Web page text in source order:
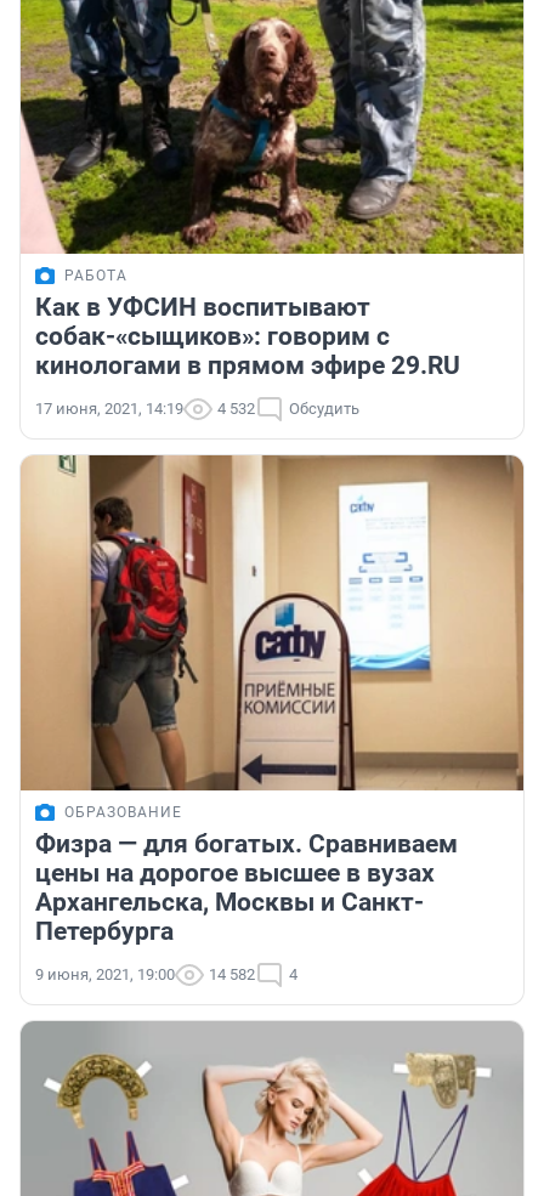
РАБОТА
Как в УФСИН воспитывают
собак-«сыщиков»: говорим с
кинологами в прямом эфире 29.RU
17 июня, 2021, 14:19 4 532 Обсудить
ОБРАЗОВАНИЕ
Физра — для богатых. Сравниваем
цены на дорогое высшее в вузах
Архангельска, Москвы и Санкт-
Петербурга
9 июня, 2021, 19:00 14 582 4